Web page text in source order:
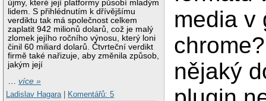
újmy, které její platformy působí mladým
lidem. S přihlédnutím k dřívějšímu
verdiktu tak má společnost celkem
zaplatit 942 milionů dolarů, což je malý
zlomek jejího ročního výnosu, který loni
činil 60 miliard dolarů. Čtvrteční verdikt
firmě také nařizuje, aby změnila způsob,
jakým její
…více »
Ladislav Hagara
Komentářů: 5
media v
nějaký